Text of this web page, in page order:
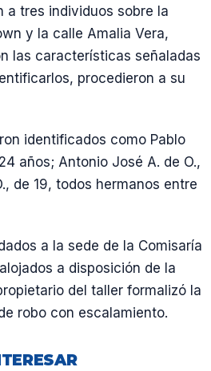
a tres individuos sobre la
y la calle Amalia Vera,
las características señaladas
procedieron a su
identificados como Pablo
años; Antonio José A. de O.,
de 19, todos hermanos entre
a la sede de la Comisaría
a disposición de la
del taller formalizó la
robo con escalamiento.